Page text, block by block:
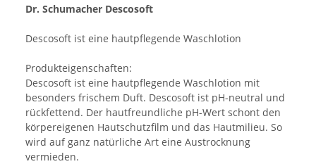
Dr. Schumacher Descosoft
Descosoft ist eine hautpflegende Waschlotion
Produkteigenschaften:
Descosoft ist eine hautpflegende Waschlotion mit
besonders frischem Duft. Descosoft ist pH-neutral und
rückfettend. Der hautfreundliche pH-Wert schont den
körpereigenen Hautschutzfilm und das Hautmilieu. So
wird auf ganz natürliche Art eine Austrocknung
vermieden.